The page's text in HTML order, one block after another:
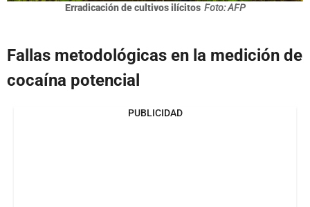
Erradicación de cultivos ilícitos Foto: AFP
Fallas metodológicas en la medición de
cocaína potencial
PUBLICIDAD